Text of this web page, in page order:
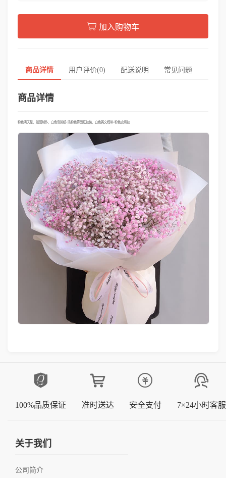
加入购物车
商品详情 用户评价(0) 配送说明 常见问题
商品详情
粉色满天星，如图制作，白色雪梨纸+浅粉色雾面纸包装，白色英文缎带+粉色皮绳包
100%品质保证 准时送达 安全支付 7×24小时客服
关于我们
公司简介